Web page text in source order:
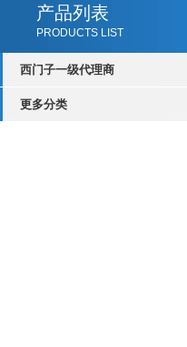
产品列表
PRODUCTS LIST
西门子一级代理商
更多分类